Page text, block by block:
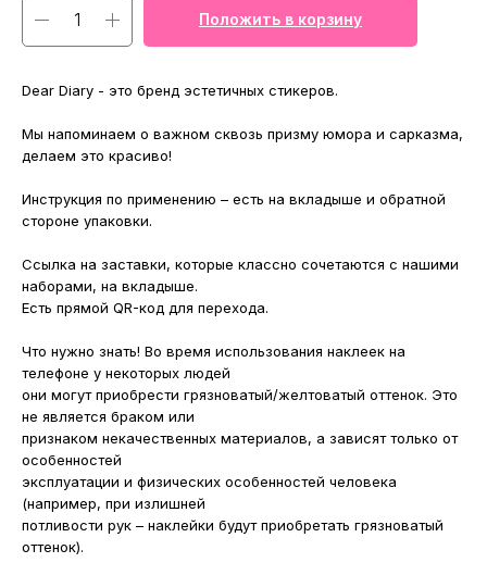
Положить в корзину
Dear Diary - это бренд эстетичных стикеров.
Мы напоминаем о важном сквозь призму юмора и сарказма,
делаем это красиво!
Инструкция по применению – есть на вкладыше и обратной
стороне упаковки.
Ссылка на заставки, которые классно сочетаются с нашими
наборами, на вкладыше.
Есть прямой QR-код для перехода.
Что нужно знать! Во время использования наклеек на
телефоне у некоторых людей
они могут приобрести грязноватый/желтоватый оттенок. Это
не является браком или
признаком некачественных материалов, а зависят только от
особенностей
эксплуатации и физических особенностей человека
(например, при излишней
потливости рук – наклейки будут приобретать грязноватый
оттенок).